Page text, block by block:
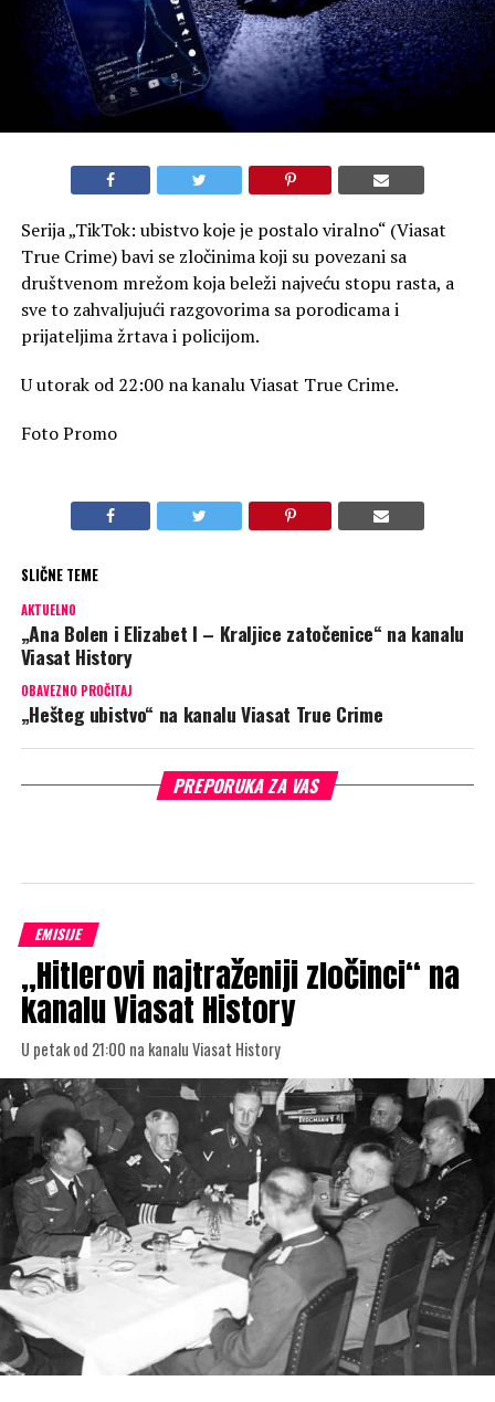
Serija „TikTok: ubistvo koje je postalo viralno“ (Viasat
True Crime) bavi se zločinima koji su povezani sa
društvenom mrežom koja beleži najveću stopu rasta, a
sve to zahvaljujući razgovorima sa porodicama i
prijateljima žrtava i policijom.
U utorak od 22:00 na kanalu Viasat True Crime.
Foto Promo
SLIČNE TEME
AKTUELNO
„Ana Bolen i Elizabet I – Kraljice zatočenice“ na kanalu
Viasat History
OBAVEZNO PROČITAJ
„Hešteg ubistvo“ na kanalu Viasat True Crime
PREPORUKA ZA VAS
EMISIJE
„Hitlerovi najtraženiji zločinci“ na
kanalu Viasat History
U petak od 21:00 na kanalu Viasat History